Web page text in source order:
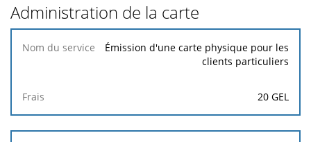
Administration de la carte
Nom
Émission d'une carte physique pour les
clients particuliers
20 GEL